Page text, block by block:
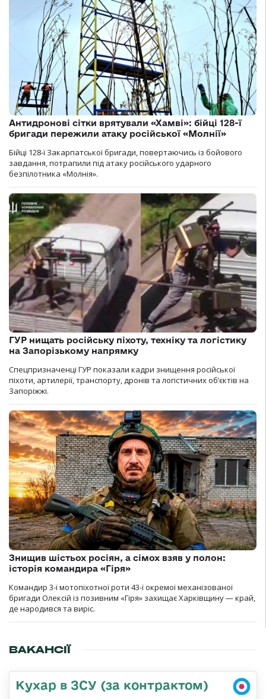
Антидронові сітки врятували «Хамві»: бійці 128-ї
бригади пережили атаку російської «Молнії»
Бійці 128-ї Закарпатської бригади, повертаючись із бойового
завдання, потрапили під атаку російського ударного
безпілотника «Молнія».
ГУР нищать російську піхоту, техніку та логістику
на Запорізькому напрямку
Спецпризначенці ГУР показали кадри знищення російської
піхоти, артилерії, транспорту, дронів та логістичних об’єктів на
Запоріжжі.
Знищив шістьох росіян, а сімох взяв у полон:
історія командира «Гіря»
Командир 3-ї мотопіхотної роти 43-ї окремої механізованої
бригади Олексій із позивним «Гіря» захищає Харківщину — край,
де народився та виріс.
ВАКАНСІЇ
Кухар в ЗСУ (за контрактом)